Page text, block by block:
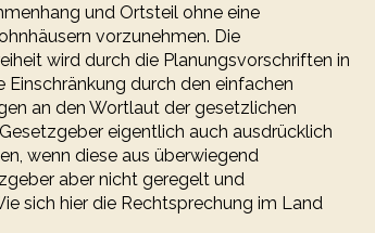
und Ortsteil ohne eine
vorzunehmen. Die
wird durch die Planungsvorschriften in
Einschränkung durch den einfachen
an den Wortlaut der gesetzlichen
eigentlich auch ausdrücklich
wenn diese aus überwiegend
aber nicht geregelt und
sich hier die Rechtsprechung im Land